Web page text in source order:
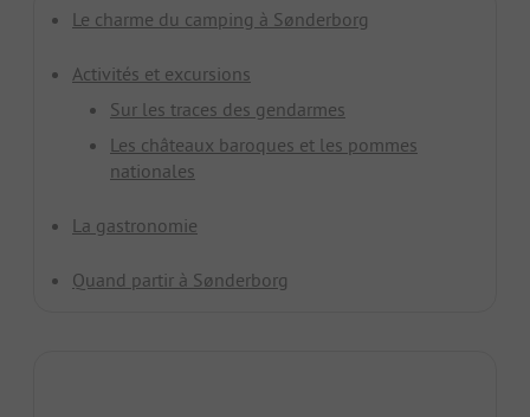
Le charme du camping à Sønderborg
Activités et excursions
Sur les traces des gendarmes
Les châteaux baroques et les pommes
nationales
La gastronomie
Quand partir à Sønderborg